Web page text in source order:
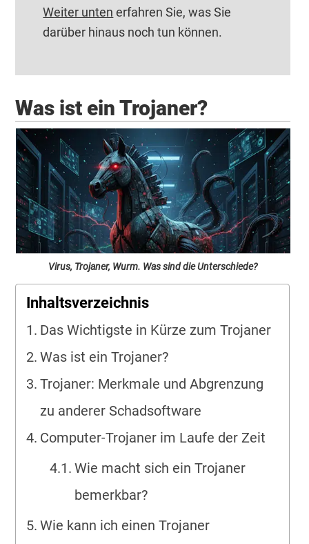
Weiter unten erfahren Sie, was Sie
darüber hinaus noch tun können.
Was ist ein Trojaner?
Virus, Trojaner, Wurm. Was sind die Unterschiede?
Inhaltsverzeichnis
Das Wichtigste in Kürze zum Trojaner
Was ist ein Trojaner?
Trojaner: Merkmale und Abgrenzung
zu anderer Schadsoftware
Computer-Trojaner im Laufe der Zeit
Wie macht sich ein Trojaner
bemerkbar?
Wie kann ich einen Trojaner